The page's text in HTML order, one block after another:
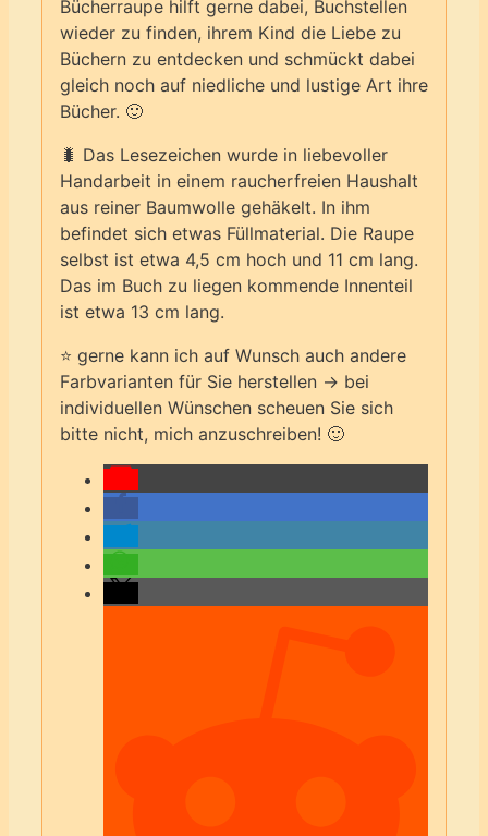
Bücherraupe hilft gerne dabei, Buchstellen
wieder zu finden, ihrem Kind die Liebe zu
Büchern zu entdecken und schmückt dabei
gleich noch auf niedliche und lustige Art ihre
Bücher. 🙂
🐛 Das Lesezeichen wurde in liebevoller
Handarbeit in einem raucherfreien Haushalt
aus reiner Baumwolle gehäkelt. In ihm
befindet sich etwas Füllmaterial. Die Raupe
selbst ist etwa 4,5 cm hoch und 11 cm lang.
Das im Buch zu liegen kommende Innenteil
ist etwa 13 cm lang.
⭐ gerne kann ich auf Wunsch auch andere
Farbvarianten für Sie herstellen -> bei
individuellen Wünschen scheuen Sie sich
bitte nicht, mich anzuschreiben! 🙂